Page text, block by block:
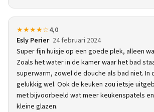
★★★★☆4,0
Esly Perier 24 februari 2024
Super fijn huisje op een goede plek, alleen
Zoals het water in de kamer waar het bad
superwarm, zowel de douche als bad niet. In
gelukkig wel. Ook de keuken zou ietsje
met bijvoorbeeld wat meer keukenspatels
kleine glazen.